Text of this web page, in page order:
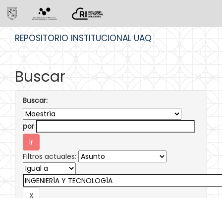
REPOSITORIO INSTITUCIONAL UAQ
Buscar
Buscar:
por
Filtros actuales: